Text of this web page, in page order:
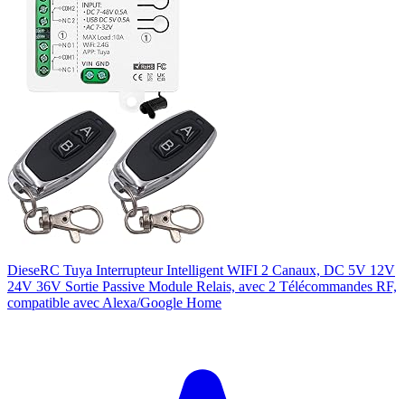
DieseRC Tuya Interrupteur Intelligent WIFI 2 Canaux, DC 5V 12V
24V 36V Sortie Passive Module Relais, avec 2 Télécommandes RF,
compatible avec Alexa/Google Home